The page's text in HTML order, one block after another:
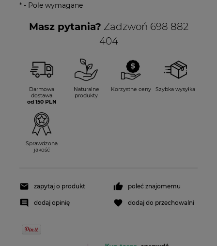
* - Pole wymagane
Masz pytania? Zadzwoń 698 882
404
Darmowa
dostawa
od 150 PLN
Naturalne
produkty
Korzystne ceny Szybka wysyłka
Sprawdzona
jakość
zapytaj o produkt poleć znajomemu
dodaj opinię dodaj do przechowalni